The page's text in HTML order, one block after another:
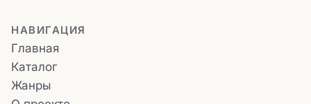
НАВИГАЦИЯ
Главная
Каталог
Жанры